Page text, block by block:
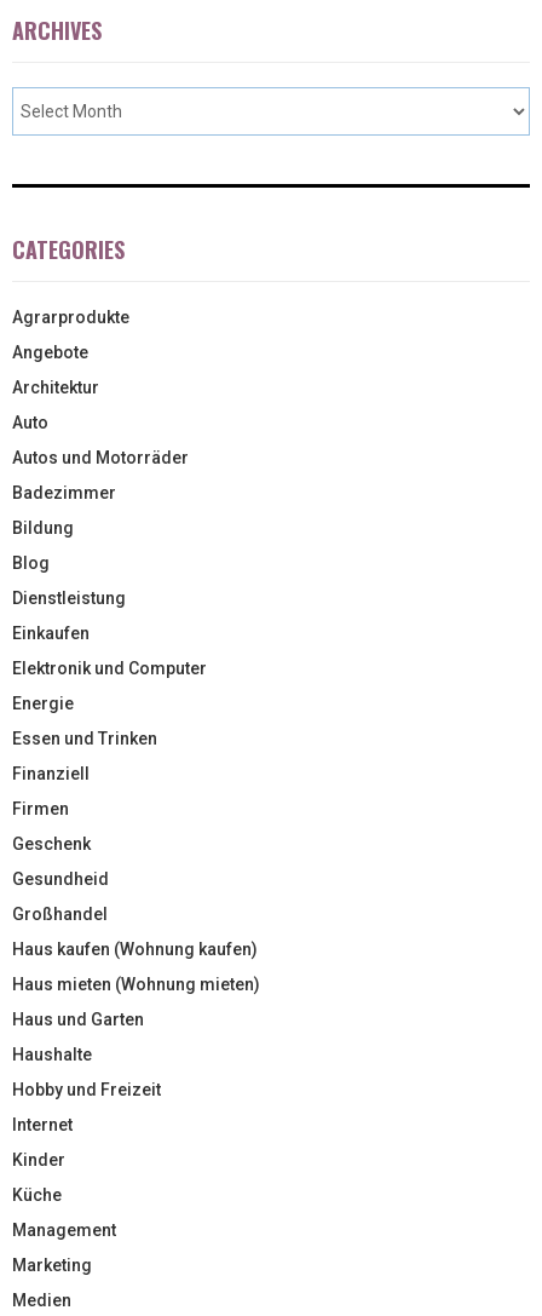
ARCHIVES
CATEGORIES
Agrarprodukte
Angebote
Architektur
Auto
Autos und Motorräder
Badezimmer
Bildung
Blog
Dienstleistung
Einkaufen
Elektronik und Computer
Energie
Essen und Trinken
Finanziell
Firmen
Geschenk
Gesundheid
Großhandel
Haus kaufen (Wohnung kaufen)
Haus mieten (Wohnung mieten)
Haus und Garten
Haushalte
Hobby und Freizeit
Internet
Kinder
Küche
Management
Marketing
Medien